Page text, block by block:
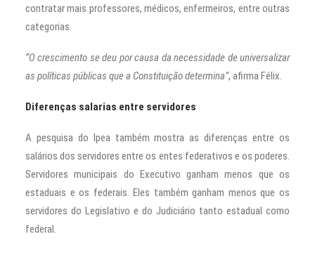
contratar mais professores, médicos, enfermeiros, entre outras
categorias.
“O crescimento se deu por causa da necessidade de universalizar
as políticas públicas que a Constituição determina”, afirma Félix.
Diferenças salarias entre servidores
A pesquisa do Ipea também mostra as diferenças entre os
salários dos servidores entre os entes federativos e os poderes.
Servidores municipais do Executivo ganham menos que os
estaduais e os federais. Eles também ganham menos que os
servidores do Legislativo e do Judiciário tanto estadual como
federal.